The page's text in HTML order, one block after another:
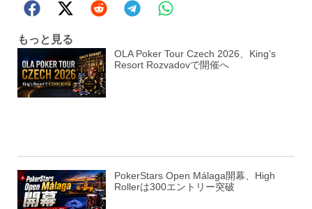
もっと見る
OLA Poker Tour Czech 2026、King’s
Resort Rozvadovで開催へ
PokerStars Open Málaga開幕、High
Rollerは300エントリー突破